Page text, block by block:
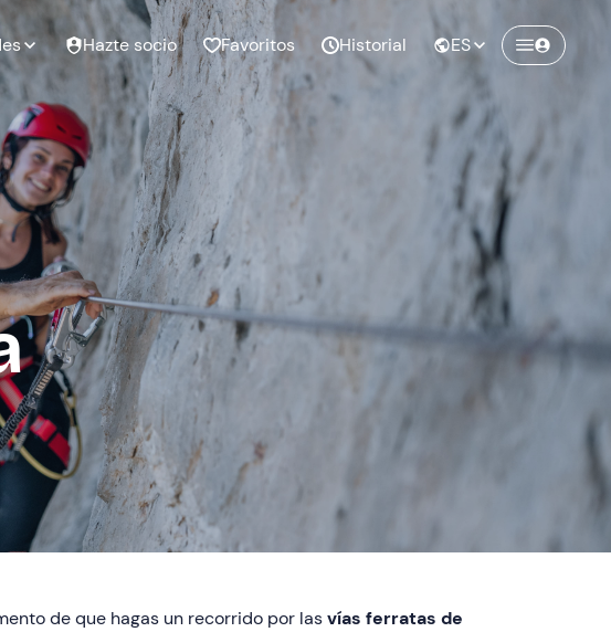
Regalo de
cumpleaños
de
soltera
Hazte socio Favoritos Historial ES
de que hagas un recorrido por lasvías ferratas de
Crea una cuenta en
Freedome
¡Únete a una comunidad de aventureros
como tú y colecciona recuerdos inolvidables!
Continuar con el email